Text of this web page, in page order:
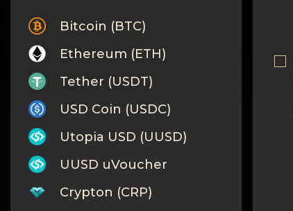
Wiki
FAQ
İtibar
Site Haritası
Bitcoin (BTC)
Ethereum (ETH)
Tether (USDT)
USD Coin (USDC)
Utopia USD (UUSD)
UUSD uVoucher
Crypton (CRP)